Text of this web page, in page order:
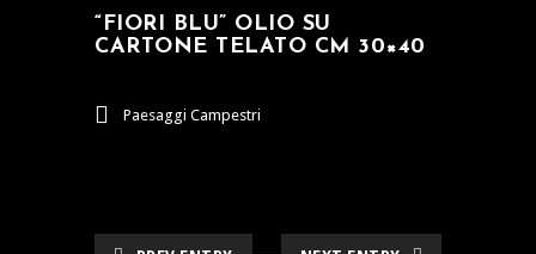
“FIORI BLU” OLIO SU
CARTONE TELATO CM 30×40
Paesaggi Campestri